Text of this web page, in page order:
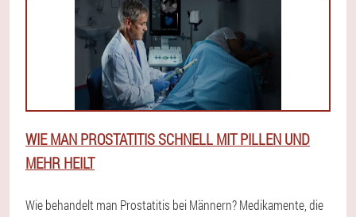
WIE MAN PROSTATITIS SCHNELL MIT PILLEN UND
MEHR HEILT
Wie behandelt man Prostatitis bei Männern? Medikamente, die